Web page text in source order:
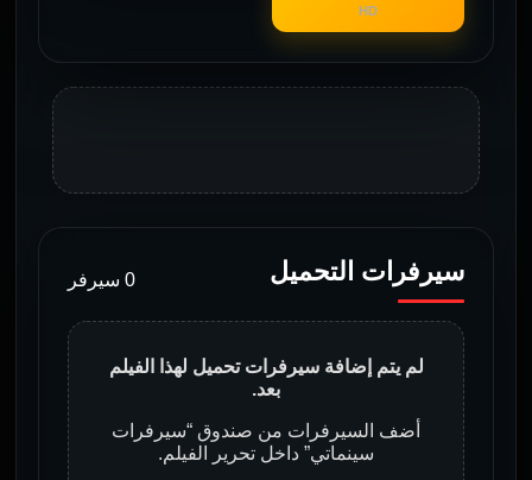
HD
سيرفرات التحميل 0 سيرفر
لم يتم إضافة سيرفرات تحميل لهذا الفيلم
بعد.
أضف السيرفرات من صندوق “سيرفرات
سينماتي” داخل تحرير الفيلم.